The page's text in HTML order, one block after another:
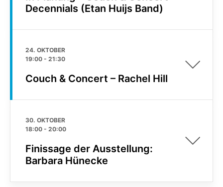
Decennials (Etan Huijs Band)
24. OKTOBER
19:00 - 21:30
Couch & Concert – Rachel Hill
30. OKTOBER
18:00 - 20:00
Finissage der Ausstellung:
Barbara Hünecke